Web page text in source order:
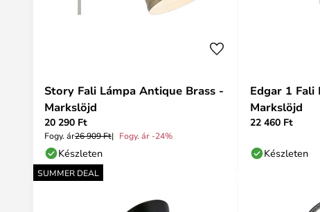
Story Fali Lámpa Antique Brass -
Markslöjd
20 290 Ft
Fogy. ár26 909 Ft Fogy. ár -24%
Készleten
Edgar 1 Fali
Markslöjd
22 460 Ft
Készleten
SUMMER DEAL